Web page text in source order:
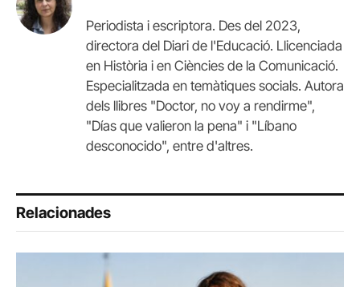
Periodista i escriptora. Des del 2023,
directora del Diari de l'Educació. Llicenciada
en Història i en Ciències de la Comunicació.
Especialitzada en temàtiques socials. Autora
dels llibres "Doctor, no voy a rendirme",
"Días que valieron la pena" i "Líbano
desconocido", entre d'altres.
Relacionades